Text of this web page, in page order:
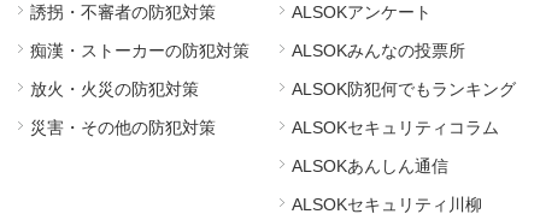
誘拐・不審者の防犯対策
痴漢・ストーカーの防犯対策
放火・火災の防犯対策
災害・その他の防犯対策
ALSOKアンケート
ALSOKみんなの投票所
ALSOK防犯何でもランキング
ALSOKセキュリティコラム
ALSOKあんしん通信
ALSOKセキュリティ川柳